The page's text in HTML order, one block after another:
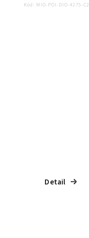
Detail
Kód: MIO-POI-DIO-4275-C2